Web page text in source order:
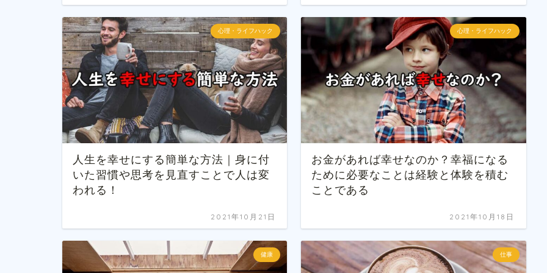
心理・ライフハック
人生を幸せにする簡単な方法｜身に付
いた習慣や思考を見直すことで人は変
われる！
2021年10月21日
心理・ライフハック
お金があれば幸せなのか？幸福になる
ために必要なことは経験と体験を積む
ことである
2021年10月18日
健康 仕事